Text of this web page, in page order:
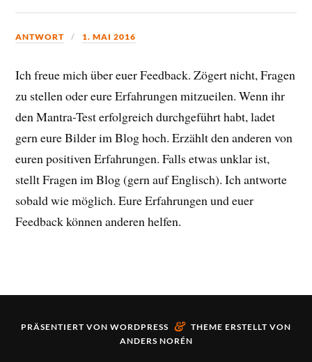
ANTWORT 1. MAI 2016
Ich freue mich über euer Feedback. Zögert nicht, Fragen
zu stellen oder eure Erfahrungen mitzueilen. Wenn ihr
den Mantra-Test erfolgreich durchgeführt habt, ladet
gern eure Bilder im Blog hoch. Erzählt den anderen von
euren positiven Erfahrungen. Falls etwas unklar ist,
stellt Fragen im Blog (gern auf Englisch). Ich antworte
sobald wie möglich. Eure Erfahrungen und euer
Feedback können anderen helfen.
PRÄSENTIERT VON WORDPRESS & THEME ERSTELLT VON
ANDERS NORÉN